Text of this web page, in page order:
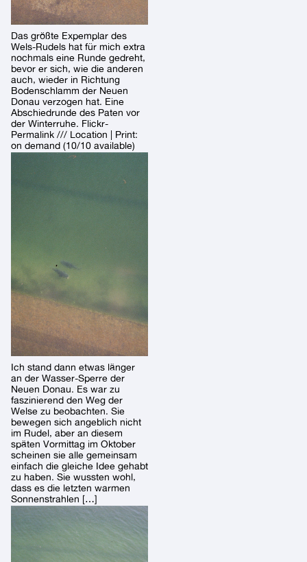
Das größte Expemplar des
Wels-Rudels hat für mich extra
nochmals eine Runde gedreht,
bevor er sich, wie die anderen
auch, wieder in Richtung
Bodenschlamm der Neuen
Donau verzogen hat. Eine
Abschiedrunde des Paten vor
der Winterruhe. Flickr-
Permalink /// Location | Print:
on demand (10/10 available)
Ich stand dann etwas länger
an der Wasser-Sperre der
Neuen Donau. Es war zu
faszinierend den Weg der
Welse zu beobachten. Sie
bewegen sich angeblich nicht
im Rudel, aber an diesem
späten Vormittag im Oktober
scheinen sie alle gemeinsam
einfach die gleiche Idee gehabt
zu haben. Sie wussten wohl,
dass es die letzten warmen
Sonnenstrahlen […]